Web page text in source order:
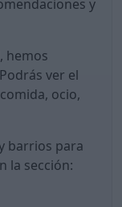
y
, hemos
ver el
ocio,
barrios para
la sección: